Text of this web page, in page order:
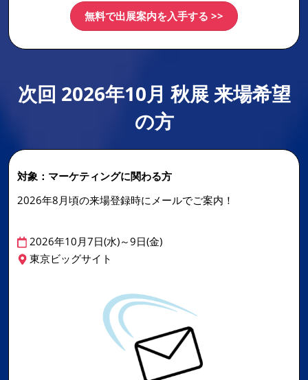
無料で出展案内を入手する >>
次回 2026年10月 秋展 来場希望
の方
対象：マーケティングに関わる方
2026年8月頃の来場登録時にメールでご案内！
2026年10月7日(水)～9日(金)
東京ビッグサイト